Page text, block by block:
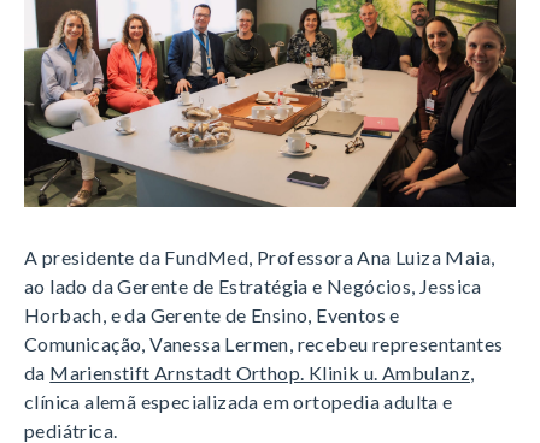
A presidente da FundMed, Professora Ana Luiza Maia,
ao lado da Gerente de Estratégia e Negócios, Jessica
Horbach, e da Gerente de Ensino, Eventos e
Comunicação, Vanessa Lermen, recebeu representantes
da Marienstift Arnstadt Orthop. Klinik u. Ambulanz
clínica alemã especializada em ortopedia adulta e
pediátrica.